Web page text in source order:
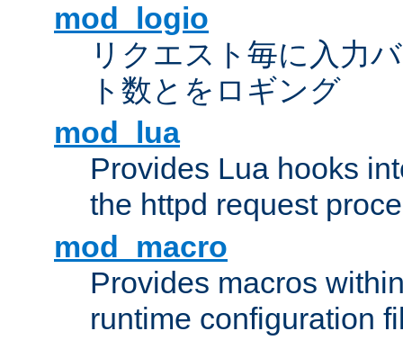
mod_logio
リクエスト毎に入力
ト数とをロギング
mod_lua
Provides Lua hooks
the httpd request
mod_macro
Provides macros
runtime configuration